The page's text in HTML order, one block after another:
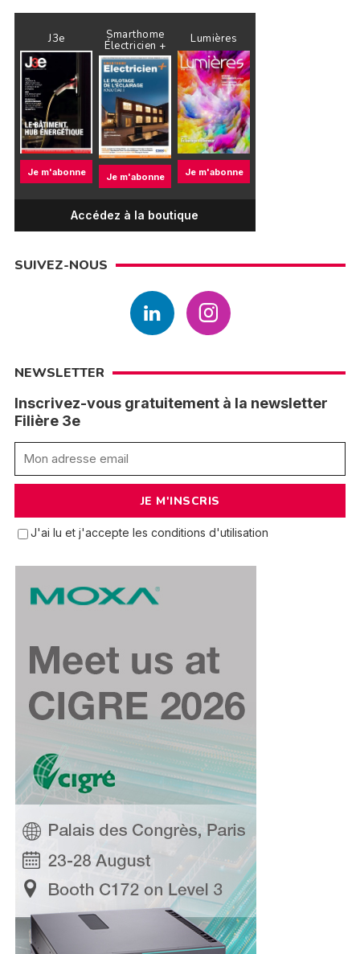
J3e
Je m'abonne
Smarthome
Électricien +
Je m'abonne
Lumières
Je m'abonne
Accédez à la boutique
SUIVEZ-NOUS
NEWSLETTER
Inscrivez-vous gratuitement à la newsletter
Filière 3e
J'ai lu et j'accepte les conditions d'utilisation